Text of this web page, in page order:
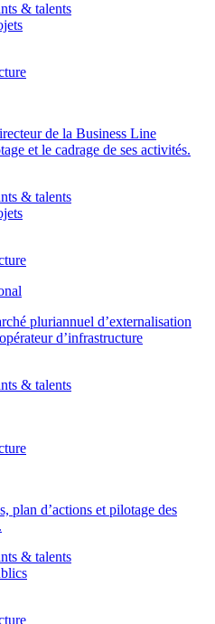
& talents
de la Business Line
et le cadrage de ses activités.
& talents
pluriannuel d’externalisation
d’infrastructure
& talents
plan d’actions et pilotage des
& talents